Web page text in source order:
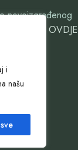
i
našu
novoizgrađenog
ovdje OVDJE